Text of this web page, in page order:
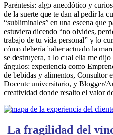
Paréntesis: algo anecdótico y
de la suerte que te dan al pedir la
“subliminales” en una escena que
estuviera dicendo “no olvides,
trabajo de tu vida personal” y lo
cómo debería haber actuado la
se destruyera, a lo cual ella me dijo
ángulos: experiencia como
de bebidas y alimentos, Consultor
Docente universitario, y Blogger/
creatividad donde resalto el valor
La fragilidad del